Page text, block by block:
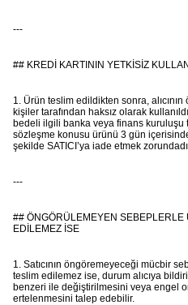
---
## KREDİ KARTININ YETKİSİZ
1. Ürün teslim edildikten sonra, alıcının
kişiler tarafından haksız olarak
bedeli ilgili banka veya finans kuruluşu
sözleşme konusu ürünü 3 gün
şekilde SATICI’ya iade etmek
---
## ÖNGÖRÜLEMEYEN SEBEPLERLE
EDİLEMEZ İSE
1. Satıcının öngöremeyeceği mücbir
teslim edilemez ise, durum alıcıya
benzeri ile değiştirilmesini veya engel
ertelenmesini talep edebilir.